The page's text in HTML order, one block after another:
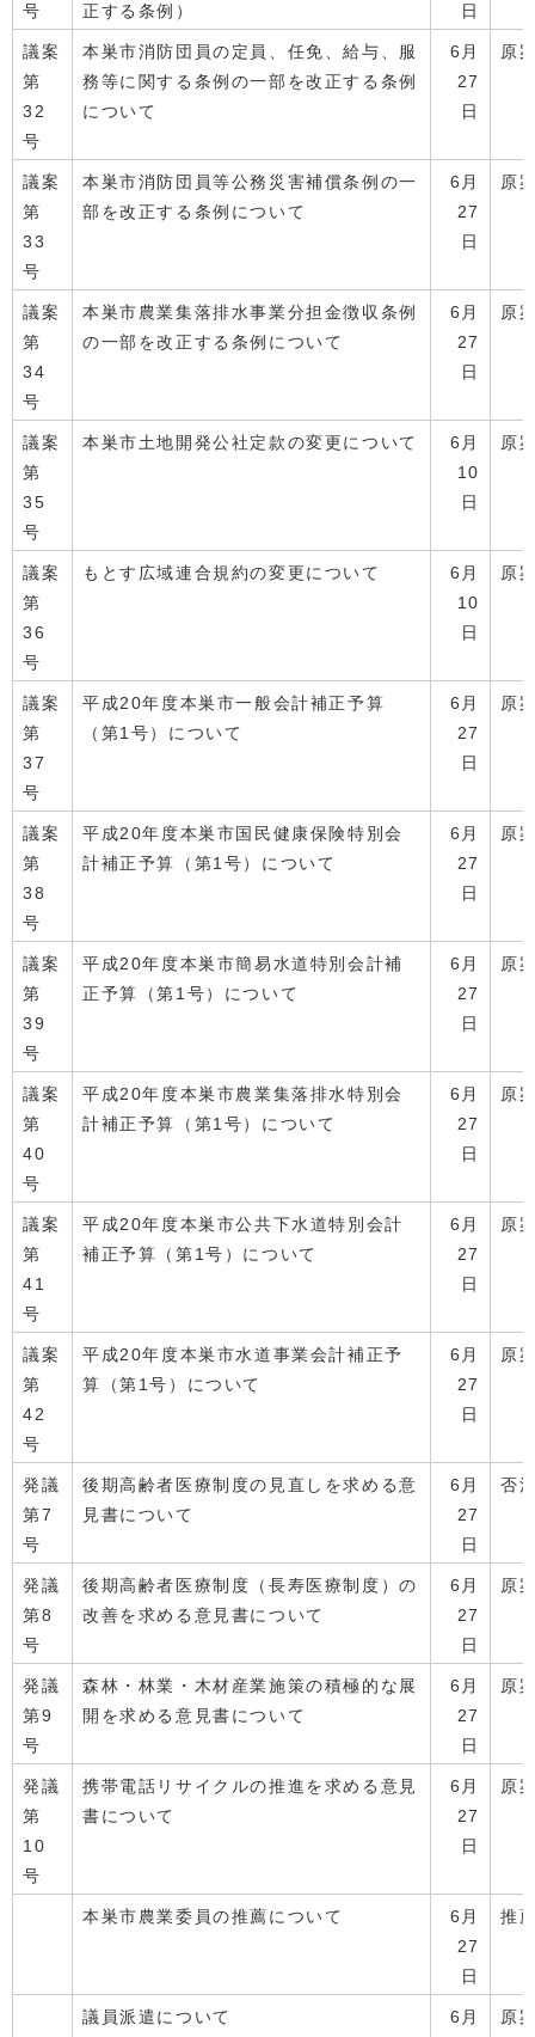
号
正する条例）
日
議案
第
32
号
本巣市消防団員の定員、任免、給与、服
務等に関する条例の一部を改正する条例
について
6月
27
日
原
議案
第
33
号
本巣市消防団員等公務災害補償条例の一
部を改正する条例について
6月
27
日
原
議案
第
34
号
本巣市農業集落排水事業分担金徴収条例
の一部を改正する条例について
6月
27
日
原
議案
第
35
号
本巣市土地開発公社定款の変更について
6月
10
日
原
議案
第
36
号
もとす広域連合規約の変更について
6月
10
日
原
議案
第
37
号
平成20年度本巣市一般会計補正予算
（第1号）について
6月
27
日
原
議案
第
38
号
平成20年度本巣市国民健康保険特別会
計補正予算（第1号）について
6月
27
日
原
議案
第
39
号
平成20年度本巣市簡易水道特別会計補
正予算（第1号）について
6月
27
日
原
議案
第
40
号
平成20年度本巣市農業集落排水特別会
計補正予算（第1号）について
6月
27
日
原
議案
第
41
号
平成20年度本巣市公共下水道特別会計
補正予算（第1号）について
6月
27
日
原
議案
第
42
号
平成20年度本巣市水道事業会計補正予
算（第1号）について
6月
27
日
原
発議
第7
号
後期高齢者医療制度の見直しを求める意
見書について
6月
27
日
否
発議
第8
号
後期高齢者医療制度（長寿医療制度）の
改善を求める意見書について
6月
27
日
原
発議
第9
号
森林・林業・木材産業施策の積極的な展
開を求める意見書について
6月
27
日
原
発議
第
10
号
携帯電話リサイクルの推進を求める意見
書について
6月
27
日
原
本巣市農業委員の推薦について
6月
27
日
推
議員派遣について 6月 原